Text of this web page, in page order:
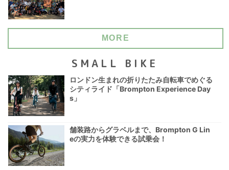
MORE
SMALL BIKE
ロンドン生まれの折りたたみ自転車でめぐる
シティライド「Brompton Experience Day
s」
舗装路からグラベルまで、Brompton G Lin
eの実力を体験できる試乗会！